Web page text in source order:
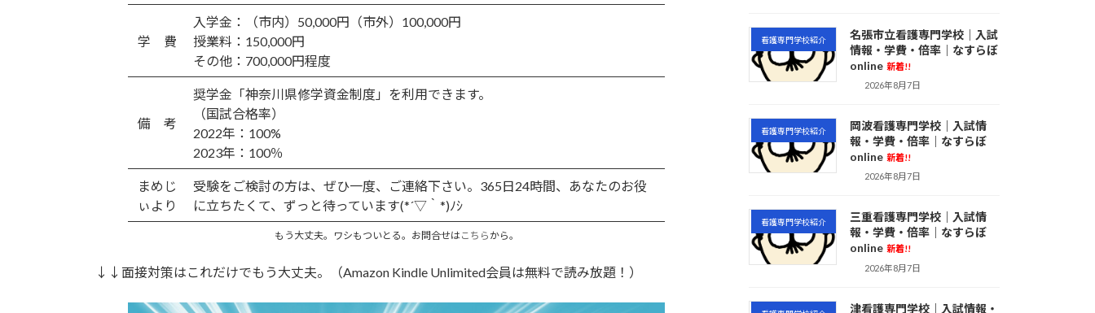
学 費
入学金：（市内）50,000円（市外）100,000円
授業料：150,000円
その他：700,000円程度
備 考
奨学金「神奈川県修学資金制度」を利用できます。
（国試合格率）
2022年：100%
2023年：100％
まめじ
ぃより
受験をご検討の方は、ぜひ一度、ご連絡下さい。365日24時間、あなたのお役
に立ちたくて、ずっと待っています(*´▽｀*)ﾉｼ
もう大丈夫。ワシもついとる。お問合せはこちら から。
↓↓面接対策はこれだけでもう大丈夫。（Amazon Kindle Unlimited会員は無料で読み放題！）
看護専門学校紹介
名張市立看護専門学校｜入試
情報・学費・倍率｜なすらぼ
online 新着!!
2026年8月7日
看護専門学校紹介
岡波看護専門学校｜入試情
報・学費・倍率｜なすらぼ
online 新着!!
2026年8月7日
看護専門学校紹介
三重看護専門学校｜入試情
報・学費・倍率｜なすらぼ
online 新着!!
2026年8月7日
津看護専門学校｜入試情報・